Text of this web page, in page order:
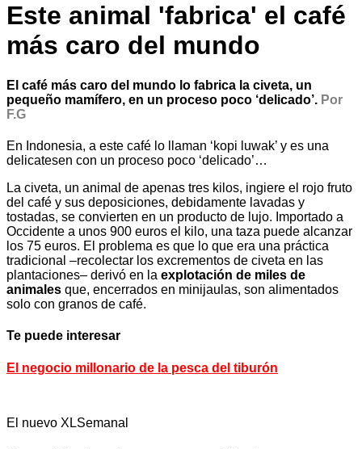
Este animal 'fabrica' el café
más caro del mundo
El café más caro del mundo lo fabrica la civeta, un
pequeño mamífero, en un proceso poco ‘delicado’. Por
F.G
En Indonesia, a este café lo llaman ‘kopi luwak’ y es una
delicatesen con un proceso poco ‘delicado’…
La civeta, un animal de apenas tres kilos, ingiere el rojo fruto
del café y sus deposiciones, debidamente lavadas y
tostadas, se convierten en un producto de lujo. Importado a
Occidente a unos 900 euros el kilo, una taza puede alcanzar
los 75 euros. El problema es que lo que era una práctica
tradicional –recolectar los excrementos de civeta en las
plantaciones– derivó en la explotación de miles de
animales que, encerrados en minijaulas, son alimentados
solo con granos de café.
Te puede interesar
El negocio millonario de la pesca del tiburón
El nuevo XLSemanal